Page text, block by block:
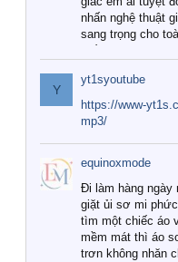
nhấn nghệ thuật
sang trọng cho
Tuy nhiên, giữa
với vô vàn
như hiện nay, làm
được những bộ
cấp thực sự chất
khí hậu và nhu
đình? Hãy cùng
giải đáp chi tiết
1. Tại sao các
chuộng chăn ga
Y
yt1syoutube
https://www-
mp3/
equinoxmode
Đi làm hàng ngày
giặt ủi sơ mi
tìm một chiếc áo
mềm mát thì áo
trơn không nhăn